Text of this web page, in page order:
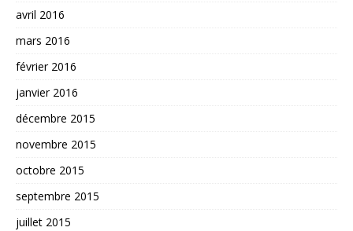
avril 2016
mars 2016
février 2016
janvier 2016
décembre 2015
novembre 2015
octobre 2015
septembre 2015
juillet 2015